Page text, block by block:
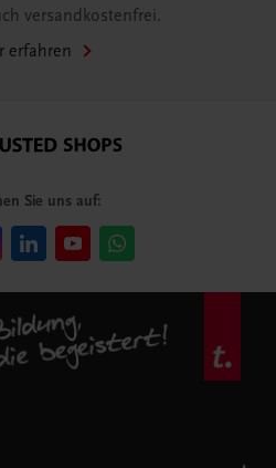
versandkostenfrei.
erfahren
Sie uns auf: